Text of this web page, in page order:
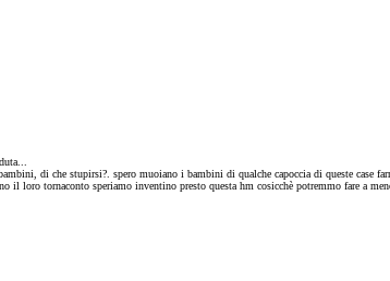
di che stupirsi?. spero muoiano i bambini di qualche capoccia di queste case
il loro tornaconto speriamo inventino presto questa hm cosicchè potremmo fare a